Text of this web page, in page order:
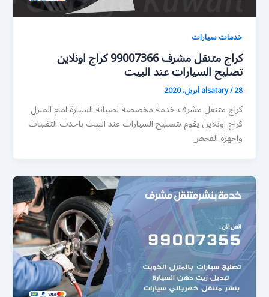
خدمات سيارات
كراج متنقل مشرف 99007366 كراج اونلاين
تصليح السيارات عند البيت
alsatary/28 أبريل، 2020
كراج متنقل مشرف خدمة مخصصة لصيانة السيارة امام المنزل
كراج اونلاين يقوم بتصليح السيارات عند البيت باحدث التقنيات
واجهزة الفحص